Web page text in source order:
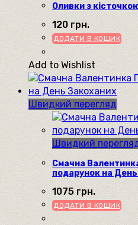
Оливки з
120 грн.
ДОДАТИ В КОШИК
Add to Wishlist
Швидкий перегляд
Швидкий
Смачна
подарунок на
1075 грн.
ДОДАТИ В КОШИК